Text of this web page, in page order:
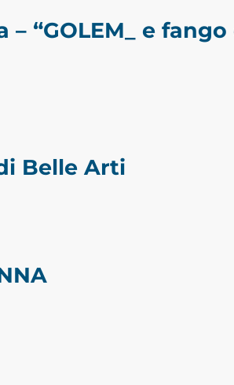
“GOLEM_ e
Belle Arti